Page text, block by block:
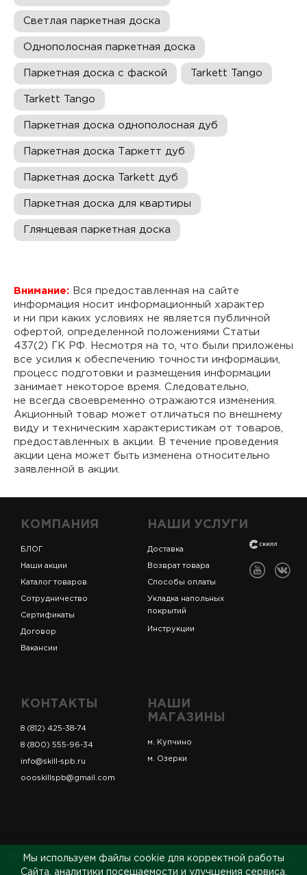
Светлая паркетная доска
Однополосная паркетная доска
Паркетная доска c фаской Tarkett Tango
Tarkett Tango
Паркетная доска однополосная дуб
Паркетная доска Таркетт дуб
Паркетная доска Tarkett дуб
Паркетная доска для квартиры
Глянцевая паркетная доска
Внимание: Вся предоставленная на сайте
информация носит информационный характер
и ни при каких условиях не является публичной
офертой, определенной положениями Статьи
437(2) ГК РФ. Несмотря на то, что были приложены
все усилия к обеспечению точности информации,
процесс подготовки и размещения информации
занимает некоторое время. Следовательно,
не всегда своевременно отражаются изменения.
Акционный товар может отличаться по внешнему
виду и техническим характеристикам от товаров,
предоставленных в акции. В течение проведения
акции цена может быть изменена относительно
заявленной в акции.
КОМПАНИЯ
БЛОГ
Наши акции
Каталог товаров
Сотрудничество
Сертификаты
Договор
Вакансии
НАШИ УСЛУГИ
Доставка
Возврат товара
Способы оплаты
Укладка напольных
покрытий
Инструкции
КОНТАКТЫ
8 (812) 425-38-74
8 (800) 555-96-34
info@skill-spb.ru
oooskillspb@gmail.com
НАШИ
МАГАЗИНЫ
м. Купчино
м. Озерки
© ИП Коновалов Д.А., ОГРНИП 325784700361023. Все
права защищены.
Мы используем файлы cookie для корректной работы
Сайта, аналитики посещаемости и улучшения сервиса.